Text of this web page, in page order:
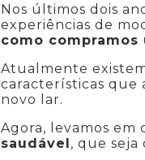
Nos últimos dois
experiências de
como
Atualmente
características que
novo lar.
Agora, levamos em
saudável, que seja